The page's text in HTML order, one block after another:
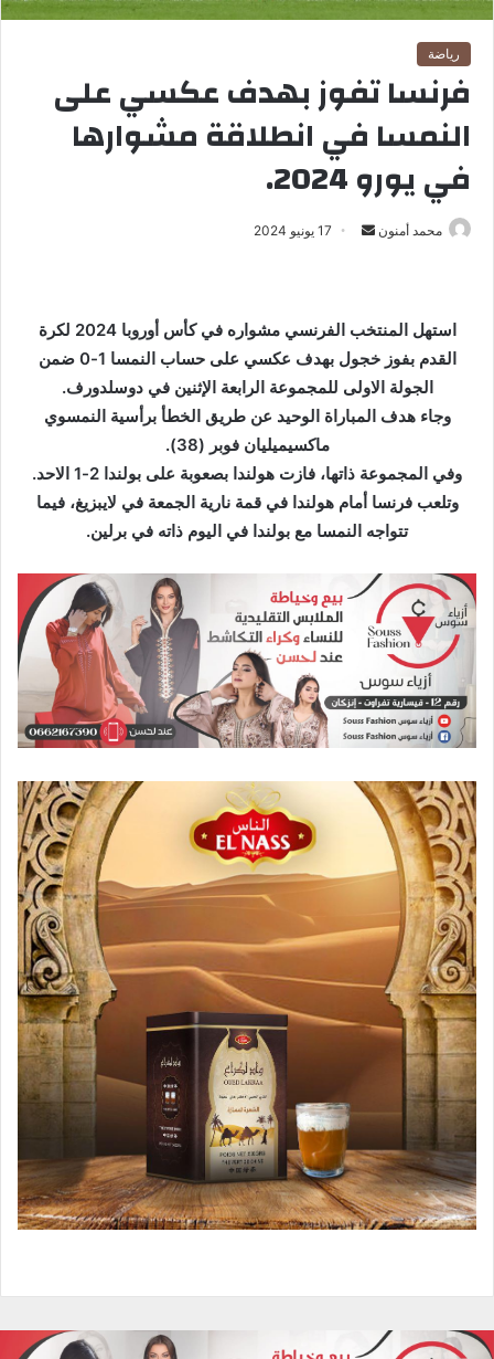
رياضة
فرنسا تفوز بهدف عكسي على
النمسا في انطلاقة مشوارها
في يورو 2024.
محمد أمنون
ب
ر
ي
د
ك
و
ا
17 يونيو 2024
استهل المنتخب الفرنسي مشواره في كأس أوروبا 2024 لكرة
القدم بفوز خجول بهدف عكسي على حساب النمسا 1-0 ضمن
الجولة الاولى للمجموعة الرابعة الإثنين في دوسلدورف.
وجاء هدف المباراة الوحيد عن طريق الخطأ برأسية النمسوي
ماكسيميليان فوبر (38).
وفي المجموعة ذاتها، فازت هولندا بصعوبة على بولندا 2-1 الاحد.
وتلعب فرنسا أمام هولندا في قمة نارية الجمعة في لايبزيغ، فيما
تتواجه النمسا مع بولندا في اليوم ذاته في برلين.